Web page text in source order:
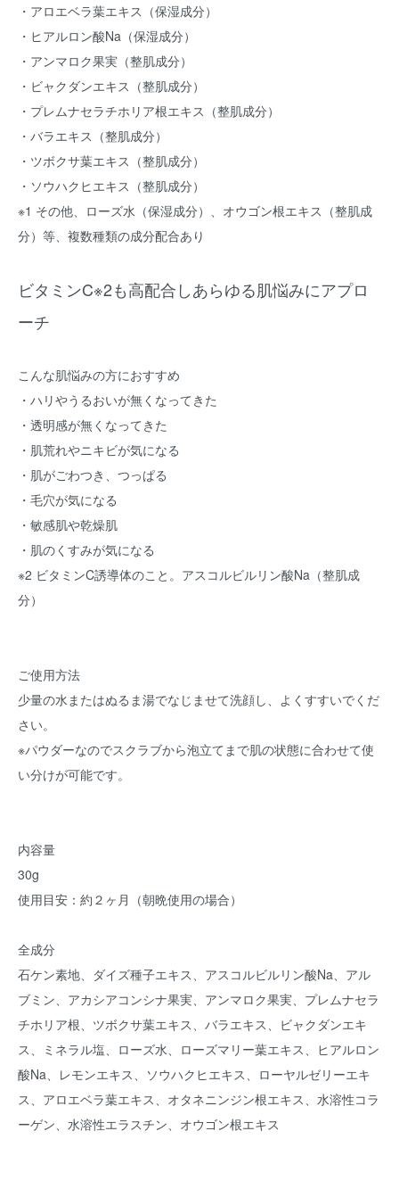
・アロエベラ葉エキス（保湿成分）
・ヒアルロン酸Na（保湿成分）
・アンマロク果実（整肌成分）
・ビャクダンエキス（整肌成分）
・プレムナセラチホリア根エキス（整肌成分）
・バラエキス（整肌成分）
・ツボクサ葉エキス（整肌成分）
・ソウハクヒエキス（整肌成分）
※1 その他、ローズ水（保湿成分）、オウゴン根エキス（整肌成
分）等、複数種類の成分配合あり
ビタミンC※2も高配合しあらゆる肌悩みにアプロ
ーチ
こんな肌悩みの方におすすめ
・ハリやうるおいが無くなってきた
・透明感が無くなってきた
・肌荒れやニキビが気になる
・肌がごわつき、つっぱる
・毛穴が気になる
・敏感肌や乾燥肌
・肌のくすみが気になる
※2 ビタミンC誘導体のこと。アスコルビルリン酸Na（整肌成
分）
ご使用方法
少量の水またはぬるま湯でなじませて洗顔し、よくすすいでくだ
さい。
※パウダーなのでスクラブから泡立てまで肌の状態に合わせて使
い分けが可能です。
内容量
30g
使用目安：約２ヶ月（朝晩使用の場合）
全成分
石ケン素地、ダイズ種子エキス、アスコルビルリン酸Na、アル
ブミン、アカシアコンシナ果実、アンマロク果実、プレムナセラ
チホリア根、ツボクサ葉エキス、バラエキス、ビャクダンエキ
ス、ミネラル塩、ローズ水、ローズマリー葉エキス、ヒアルロン
酸Na、レモンエキス、ソウハクヒエキス、ローヤルゼリーエキ
ス、アロエベラ葉エキス、オタネニンジン根エキス、水溶性コラ
ーゲン、水溶性エラスチン、オウゴン根エキス